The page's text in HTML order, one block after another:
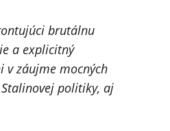
brutálnu
a explicitný
v záujme mocných
politiky, aj